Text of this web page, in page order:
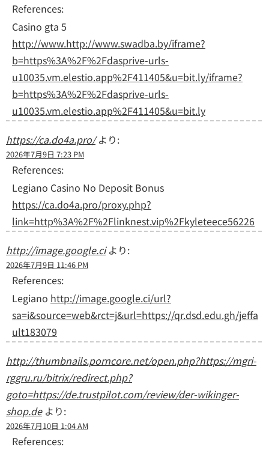
References:
Casino gta 5
http://www.http://www.swadba.by/iframe?
b=https%3A%2F%2Fdasprive-urls-
u10035.vm.elestio.app%2F411405&u=bit.ly/iframe?
b=https%3A%2F%2Fdasprive-urls-
u10035.vm.elestio.app%2F411405&u=bit.ly
https://ca.do4a.pro/ より:
2026年7月9日 7:23 PM
References:
Legiano Casino No Deposit Bonus
https://ca.do4a.pro/proxy.php?
link=http%3A%2F%2Flinknest.vip%2Fkyleteece56226
http://image.google.ci より:
2026年7月9日 11:46 PM
References:
Legiano http://image.google.ci/url?
sa=i&source=web&rct=j&url=https://qr.dsd.edu.gh/jeffa
ult183079
http://thumbnails.porncore.net/open.php?https://mgri-
rggru.ru/bitrix/redirect.php?
goto=https://de.trustpilot.com/review/der-wikinger-
shop.de より:
2026年7月10日 1:04 AM
References: